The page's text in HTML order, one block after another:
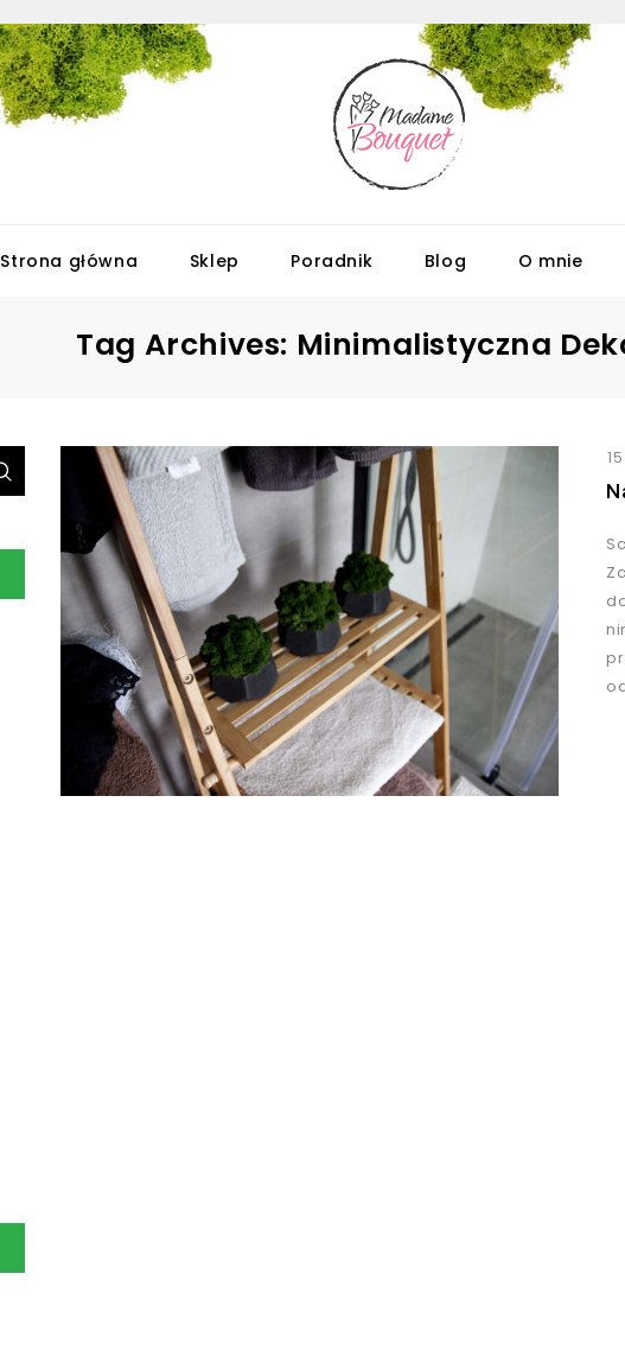
Strona główna Sklep Poradnik Blog O mnie
Tag Archives: Minimalistyczna